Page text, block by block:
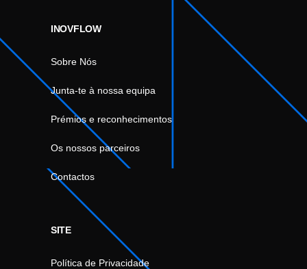
INOVFLOW
Sobre Nós
Junta-te à nossa equipa
Prémios e reconhecimentos
Os nossos parceiros
Contactos
SITE
Política de Privacidade